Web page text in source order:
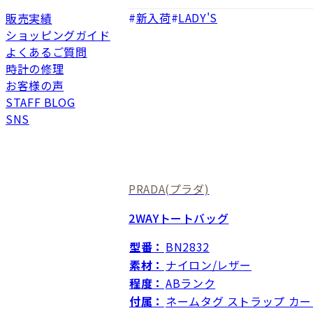
販売実績
ショッピングガイド
よくあるご質問
時計の修理
お客様の声
STAFF BLOG
SNS
新入荷 LADY'S
PRADA(プラダ)
2WAYトートバッグ
型番： BN2832
素材： ナイロン/レザー
程度： ABランク
付属： ネームタグ ストラップ カ